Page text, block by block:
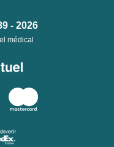
- 2026
médical